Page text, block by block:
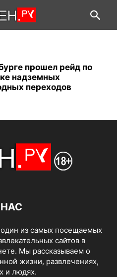
прошел рейд по
надземных
переходов
из самых посещаемых
сайтов в
Мы рассказываем о
жизни, развлечениях,
и людях.